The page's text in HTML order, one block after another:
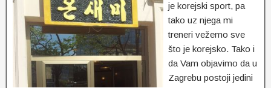
je korejski sport, pa
tako uz njega mi
treneri vežemo sve
što je korejsko. Tako i
da Vam objavimo da u
Zagrebu postoji jedini